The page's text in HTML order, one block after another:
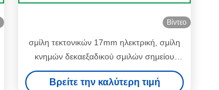
Βίντεο
σμίλη τεκτονικών 17mm ηλεκτρική, σμίλη
κνημών δεκαεξαδικού σμιλών σημείου
Mohel για το διακόπτη Makita
Βρείτε την καλύτερη τιμή